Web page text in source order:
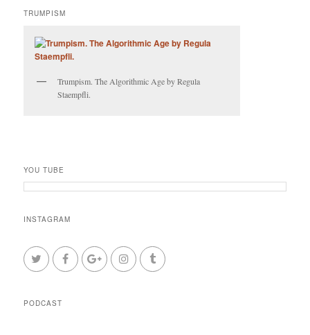
TRUMPISM
Trumpism. The Algorithmic Age by Regula
Staempfli.
YOU TUBE
INSTAGRAM
PODCAST